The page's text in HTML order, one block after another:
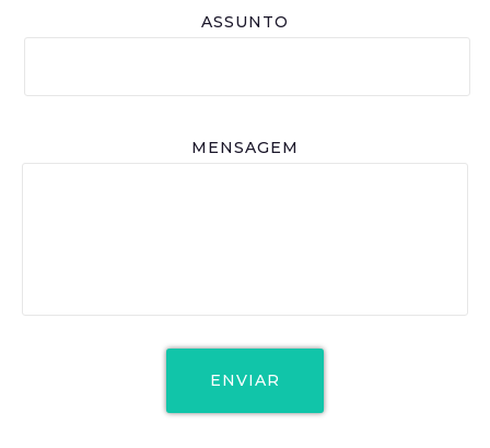
ASSUNTO
MENSAGEM